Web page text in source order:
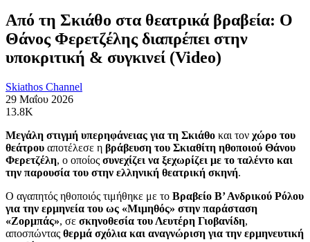
Από τη Σκιάθο στα θεατρικά βραβεία: Ο
Θάνος Φερετζέλης διαπρέπει στην
υποκριτική & συγκινεί (Video)
Skiathos Channel
29 Μαΐου 2026
13.8K
Μεγάλη στιγμή υπερηφάνειας για τη Σκιάθο και τον χώρο του
θεάτρου αποτέλεσε η βράβευση του Σκιαθίτη ηθοποιού Θάνου
Φερετζέλη, ο οποίος συνεχίζει να ξεχωρίζει με το ταλέντο και
την παρουσία του στην ελληνική θεατρική σκηνή.
Ο αγαπητός ηθοποιός τιμήθηκε με το Βραβείο Β’ Ανδρικού Ρόλου
για την ερμηνεία του ως «Μιμηθός» στην παράσταση
«Ζορμπάς», σε σκηνοθεσία του Λευτέρη Γιοβανίδη,
αποσπώντας θερμά σχόλια και αναγνώριση για την ερμηνευτική